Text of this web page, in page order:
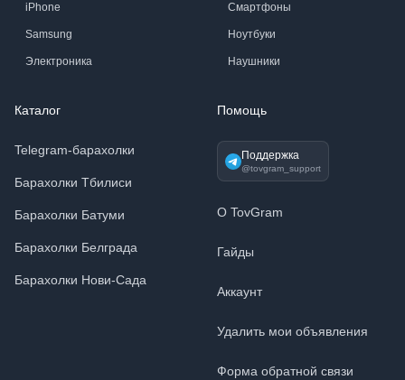
iPhone
Samsung
Электроника
Смартфоны
Ноутбуки
Наушники
Каталог
Telegram-барахолки
Барахолки Тбилиси
Барахолки Батуми
Барахолки Белграда
Барахолки Нови-Сада
Помощь
Поддержка
@tovgram_support
О TovGram
Гайды
Аккаунт
Удалить мои объявления
Форма обратной связи